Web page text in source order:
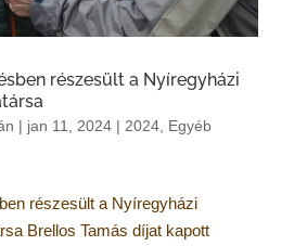
részesült a Nyíregyházi
| jan 11, 2024| 2024, Egyéb
részesült a Nyíregyházi
Brellos Tamás díjat kapott